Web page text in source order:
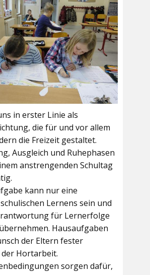
in erster Linie als
die für und vor allem
die Freizeit gestaltet.
Ausgleich und Ruhephasen
anstrengenden Schultag
kann nur eine
Lernens sein und
für Lernerfolge
Hausaufgaben
der Eltern fester
Hortarbeit.
sorgen dafür,